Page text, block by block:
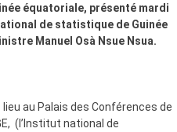
équatoriale, présenté mardi
de statistique de Guinée
Manuel Osà Nsue Nsua.
au Palais des Conférences de
(l’Institut national de